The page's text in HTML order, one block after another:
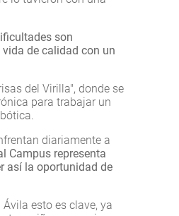
son
de calidad con un
del Virilla", donde se
para trabajar un
diariamente a
Campus representa
así la oportunidad de
esto es clave, ya